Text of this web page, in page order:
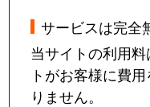
サービスは完全
当サイトの利用
トがお客様に費
りません。